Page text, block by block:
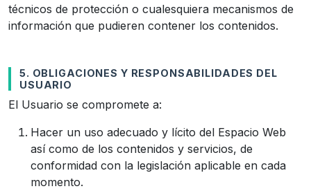
técnicos de protección o cualesquiera mecanismos de
información que pudieren contener los contenidos.
5. OBLIGACIONES Y RESPONSABILIDADES DEL
USUARIO
El Usuario se compromete a:
Hacer un uso adecuado y lícito del Espacio Web
así como de los contenidos y servicios, de
conformidad con la legislación aplicable en cada
momento.